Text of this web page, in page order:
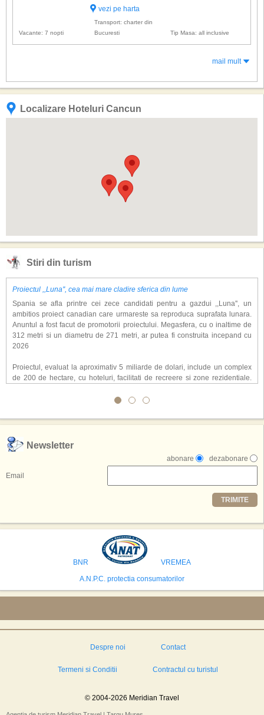
dispune de 1080 spatii de cazare
preparare ceai / cafea...
vezi pe harta
Vacante: 7 nopti
Transport: charter din
Bucuresti
Tip Masa: all inclusive
mail mult
Localizare Hoteluri Cancun
Stiri din turism
Proiectul ,,Luna'', cea mai mare cladire sferica din lume
Spania se afla printre cei zece candidati pentru a gazdui ,,Luna'', un
ambitios proiect canadian care urmareste sa reproduca suprafata lunara.
Anuntul a fost facut de promotorii proiectului. Megasfera, cu o inaltime de
312 metri si un diametru de 271 metri, ar putea fi construita incepand cu
2026
Proiectul, evaluat la aproximativ 5 miliarde de dolari, include un complex
de 200 de hectare, cu hoteluri, facilitati de recreere si zone rezidentiale.
atragerea a pana la 10 milioane de turisti anual. �Luna� ar putea deveni
exclusiv simularea suprafetei lunare.
,,Credem ca exista sanse mari sa anuntam nu doar o locatie, ci poate mai
multe'', a declarat Michael R. Henderson, cofondator al Moon World
Resorts, citat de Gulf News. Potrivit acestuia, 2026 ar putea deveni un an
decisiv pentru reali zarea proiectului.
Printre celelalte tari care concureaza pentru a gazdui aceasta constructie
se numara Australia, Brazilia, China, Egipt, India, Polonia, Thailanda,
avea cele mai mari sanse de a castiga licitatia. Totusi, Spania, care se
preconizeaza ca va deveni a doua cea mai vizitata tara din lume in 2025,
isi bazeaza oferta pe infrastructura turistica solida si capacitatea hoteliera."
Newsletter
dezabonare
abonare
Email
TRIMITE
BNR
VREMEA
A.N.P.C. protectia consumatorilor
Despre noi Contact
Termeni si Conditii Contractul cu turistul
© 2004-2026 Meridian Travel